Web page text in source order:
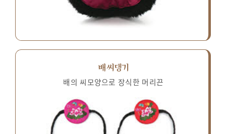
배씨댕기
배의 씨모양으로 장식한 머리끈